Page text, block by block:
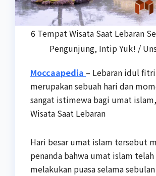
6 Tempat Wisata Saat Lebaran
Pengunjung, Intip Yuk! /
Moccaapedia – Lebaran idul fitri
merupakan sebuah hari dan
sangat istimewa bagi umat
Wisata Saat Lebaran
Hari besar umat islam tersebut
penanda bahwa umat islam telah
melakukan puasa selama